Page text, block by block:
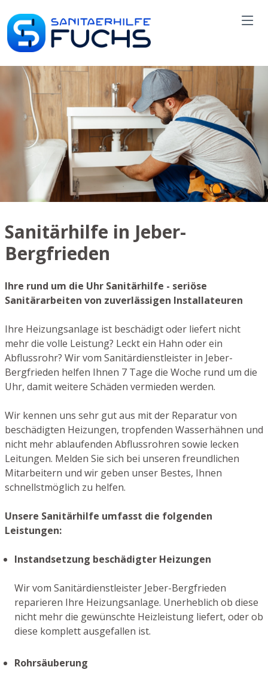
Sanitärhilfe in Jeber-
Bergfrieden
Ihre rund um die Uhr Sanitärhilfe - seriöse
Sanitärarbeiten von zuverlässigen Installateuren
Ihre Heizungsanlage ist beschädigt oder liefert nicht
mehr die volle Leistung? Leckt ein Hahn oder ein
Abflussrohr? Wir vom Sanitärdienstleister in Jeber-
Bergfrieden helfen Ihnen 7 Tage die Woche rund um die
Uhr, damit weitere Schäden vermieden werden.
Wir kennen uns sehr gut aus mit der Reparatur von
beschädigten Heizungen, tropfenden Wasserhähnen und
nicht mehr ablaufenden Abflussrohren sowie lecken
Leitungen. Melden Sie sich bei unseren freundlichen
Mitarbeitern und wir geben unser Bestes, Ihnen
schnellstmöglich zu helfen.
Unsere Sanitärhilfe umfasst die folgenden
Leistungen:
Instandsetzung beschädigter Heizungen
Wir vom Sanitärdienstleister Jeber-Bergfrieden
reparieren Ihre Heizungsanlage. Unerheblich ob diese
nicht mehr die gewünschte Heizleistung liefert, oder ob
diese komplett ausgefallen ist.
Rohrsäuberung